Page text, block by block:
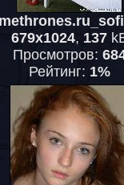
679x1024, 137
Просмотров:
Рейтинг: 1%